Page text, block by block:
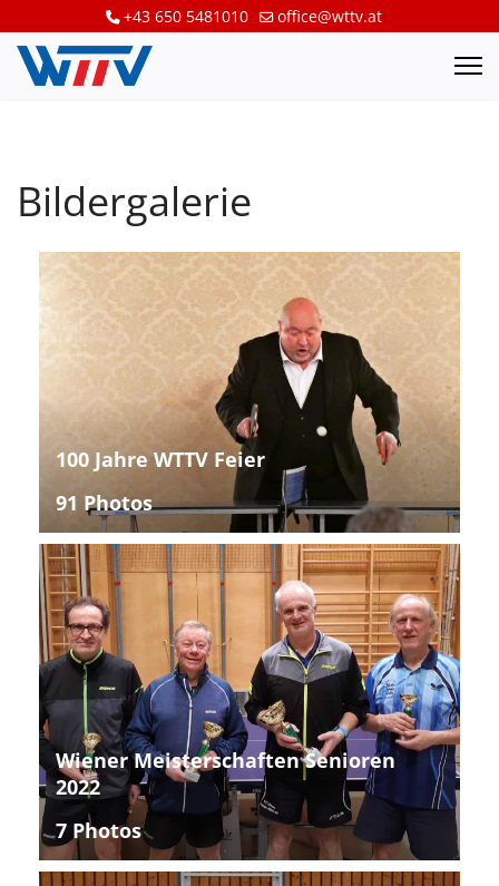
+43 650 5481010 office@wttv.at
Bildergalerie
100 Jahre WTTV Feier
91 Photos
Wiener Meisterschaften Senioren
2022
7 Photos